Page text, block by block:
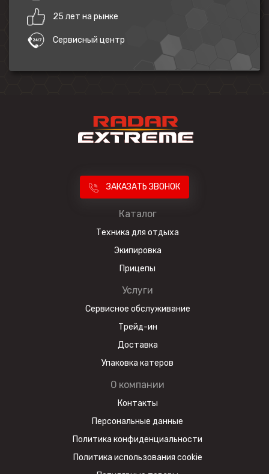
25 лет на рынке
Сервисный центр
ЗАКАЗАТЬ ЗВОНОК
Каталог
Техника для отдыха
Экипировка
Прицепы
Услуги
Сервисное обслуживание
Трейд-ин
Доставка
Упаковка катеров
О компании
Контакты
Персональные данные
Политика конфиденциальности
Политика использования cookie